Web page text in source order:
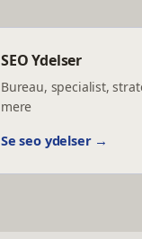
SEO Ydelser
Bureau, specialist,
mere
Seseo ydelser→